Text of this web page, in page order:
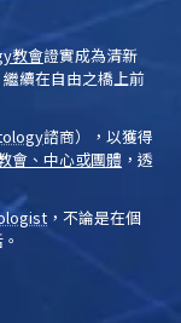
教會證實成為清新
續在自由之橋上前
諮商），以獲得
會、中心或團體 ，透
，不論是在個